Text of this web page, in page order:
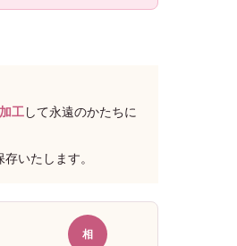
工 して永遠のかたちに
いたします。
相